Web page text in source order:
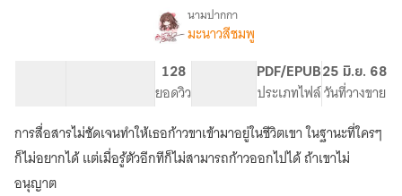
เรื่อง
เป็น
แม่
บ้าน
นามปากกา
มะนาวสีชมพู
128
ยอดวิว
PDF/EPUB
ประเภทไฟล์
25 มิ.ย. 68
วันที่วางขาย
การสื่อสารไม่ชัดเจนทำให้เธอก้าวขาเข้ามาอยู่ในชีวิตเขา ในฐานะที่ใครๆ
ก็ไม่อยากได้ แต่เมื่อรู้ตัวอีกทีก็ไม่สามารถก้าวออกไปได้ ถ้าเขาไม่
อนุญาต